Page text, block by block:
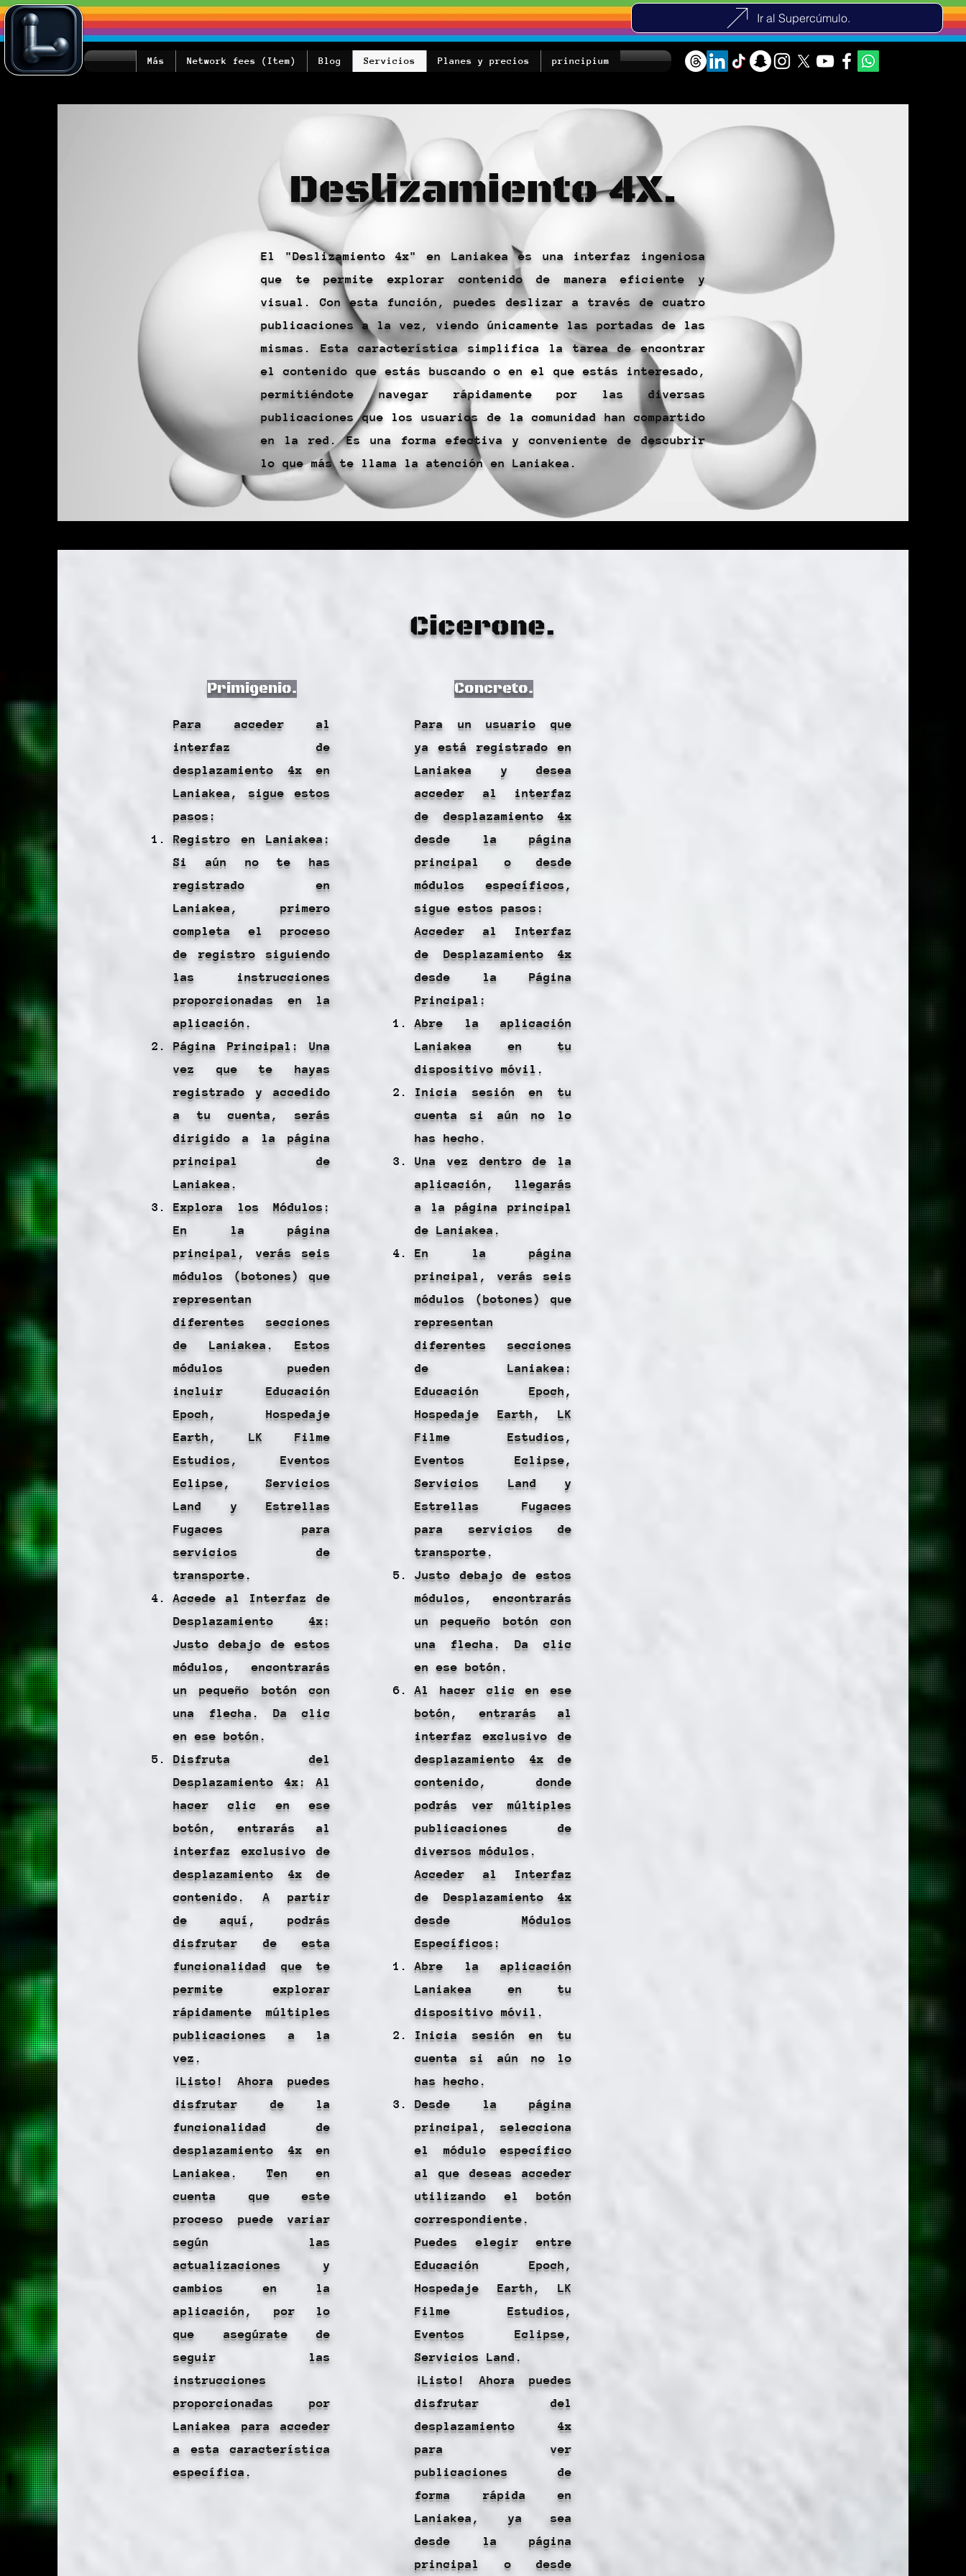
Ir al Supercúmulo.
principium
Planes y precios
Servicios
Blog
Network fees (Item)
Más
Deslizamiento 4X.
El "Deslizamiento 4x" en Laniakea es una interfaz ingeniosa
que te permite explorar contenido de manera eficiente y
visual. Con esta función, puedes deslizar a través de cuatro
publicaciones a la vez, viendo únicamente las portadas de las
mismas. Esta característica simplifica la tarea de encontrar
el contenido que estás buscando o en el que estás interesado,
permitiéndote navegar rápidamente por las diversas
publicaciones que los usuarios de la comunidad han compartido
en la red. Es una forma efectiva y conveniente de descubrir
lo que más te llama la atención en Laniakea.
Cicerone.
Primigenio.
Para acceder al
interfaz de
desplazamiento 4x en
Laniakea, sigue estos
pasos:
Registro en Laniakea:
Si aún no te has
registrado en
Laniakea, primero
completa el proceso
de registro siguiendo
las instrucciones
proporcionadas en la
aplicación.
Página Principal: Una
vez que te hayas
registrado y accedido
a tu cuenta, serás
dirigido a la página
principal de
Laniakea.
Explora los Módulos:
En la página
principal, verás seis
módulos (botones) que
representan
diferentes secciones
de Laniakea. Estos
módulos pueden
incluir Educación
Epoch, Hospedaje
Earth, LK Filme
Estudios, Eventos
Eclipse, Servicios
Land y Estrellas
Fugaces para
servicios de
transporte.
Accede al Interfaz de
Desplazamiento 4x:
Justo debajo de estos
módulos, encontrarás
un pequeño botón con
una flecha. Da clic
en ese botón.
Disfruta del
Desplazamiento 4x: Al
hacer clic en ese
botón, entrarás al
interfaz exclusivo de
desplazamiento 4x de
contenido. A partir
de aquí, podrás
disfrutar de esta
funcionalidad que te
permite explorar
rápidamente múltiples
publicaciones a la
vez.
¡Listo! Ahora puedes
disfrutar de la
funcionalidad de
desplazamiento 4x en
Laniakea. Ten en
cuenta que este
proceso puede variar
según las
actualizaciones y
cambios en la
aplicación, por lo
que asegúrate de
seguir las
instrucciones
proporcionadas por
Laniakea para acceder
a esta característica
específica.
Concreto.
Para un usuario que
ya está registrado en
Laniakea y desea
acceder al interfaz
de desplazamiento 4x
desde la página
principal o desde
módulos específicos,
sigue estos pasos:
Acceder al Interfaz
de Desplazamiento 4x
desde la Página
Principal:
Abre la aplicación
Laniakea en tu
dispositivo móvil.
Inicia sesión en tu
cuenta si aún no lo
has hecho.
Una vez dentro de la
aplicación, llegarás
a la página principal
de Laniakea.
En la página
principal, verás seis
módulos (botones) que
representan
diferentes secciones
de Laniakea:
Educación Epoch,
Hospedaje Earth, LK
Filme Estudios,
Eventos Eclipse,
Servicios Land y
Estrellas Fugaces
para servicios de
transporte.
Justo debajo de estos
módulos, encontrarás
un pequeño botón con
una flecha. Da clic
en ese botón.
Al hacer clic en ese
botón, entrarás al
interfaz exclusivo de
desplazamiento 4x de
contenido, donde
podrás ver múltiples
publicaciones de
diversos módulos.
Acceder al Interfaz
de Desplazamiento 4x
desde Módulos
Específicos:
Abre la aplicación
Laniakea en tu
dispositivo móvil.
Inicia sesión en tu
cuenta si aún no lo
has hecho.
Desde la página
principal, selecciona
el módulo específico
al que deseas acceder
utilizando el botón
correspondiente.
Puedes elegir entre
Educación Epoch,
Hospedaje Earth, LK
Filme Estudios,
Eventos Eclipse,
Servicios Land.
¡Listo! Ahora puedes
disfrutar del
desplazamiento 4x
para ver
publicaciones de
forma rápida en
Laniakea, ya sea
desde la página
principal o desde